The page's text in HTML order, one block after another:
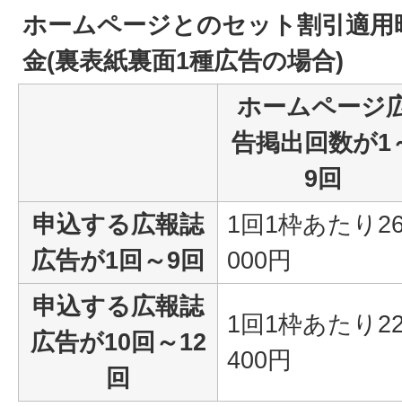
ホームページとのセット割引適
金(裏表紙裏面1種広告の場合)
ホームページ
告掲出回数が1
9回
申込する広報誌
広告が1回～9回
1回1枠あたり
000円
申込する広報誌
広告が10回～12
回
1回1枠あたり
400円